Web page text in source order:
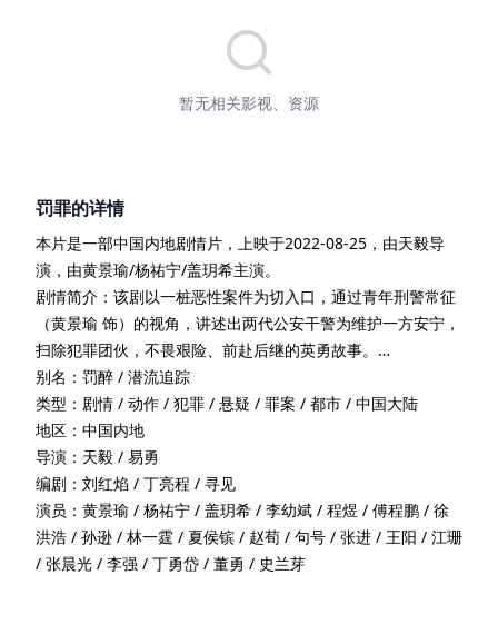
暂无相关影视、资源
罚罪的详情
本片是一部中国内地剧情片 ，上映于2022-08-25 ，由天毅导
演 ，由黄景瑜/杨祐宁/盖玥希主演。
剧情简介： 该剧以一桩恶性案件为切入口，通过青年刑警常征
（黄景瑜 饰）的视角，讲述出两代公安干警为维护一方安宁，
扫除犯罪团伙，不畏艰险、前赴后继的英勇故事。…
别名： 罚醉 / 潜流追踪
类型： 剧情 / 动作 / 犯罪 / 悬疑 / 罪案 / 都市 / 中国大陆
地区： 中国内地
导演： 天毅 / 易勇
编剧： 刘红焰 / 丁亮程 / 寻见
演员： 黄景瑜 / 杨祐宁 / 盖玥希 / 李幼斌 / 程煜 / 傅程鹏 / 徐
洪浩 / 孙逊 / 林一霆 / 夏侯镔 / 赵荀 / 句号 / 张进 / 王阳 / 江珊
/ 张晨光 / 李强 / 丁勇岱 / 董勇 / 史兰芽